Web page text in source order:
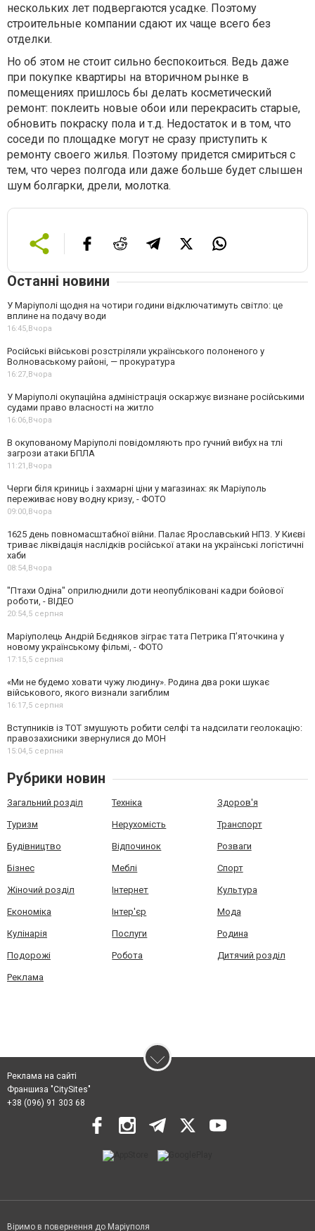
нескольких лет подвергаются усадке. Поэтому
строительные компании сдают их чаще всего без
отделки.
Но об этом не стоит сильно беспокоиться. Ведь даже
при покупке квартиры на вторичном рынке в
помещениях пришлось бы делать косметический
ремонт: поклеить новые обои или перекрасить старые,
обновить покраску пола и т.д. Недостаток и в том, что
соседи по площадке могут не сразу приступить к
ремонту своего жилья. Поэтому придется смириться с
тем, что через полгода или даже больше будет слышен
шум болгарки, дрели, молотка.
Останні новини
У Маріуполі щодня на чотири години відключатимуть світло: це
вплине на подачу води
16:45,Вчора
Російські військові розстріляли українського полоненого у
Волноваському районі, — прокуратура
16:27,Вчора
У Маріуполі окупаційна адміністрація оскаржує визнане російськими
судами право власності на житло
16:06,Вчора
В окупованому Маріуполі повідомляють про гучний вибух на тлі
загрози атаки БПЛА
11:21,Вчора
Черги біля криниць і захмарні ціни у магазинах: як Маріуполь
переживає нову водну кризу, - ФОТО
09:00,Вчора
1625 день повномасштабної війни. Палає Ярославський НПЗ. У Києві
триває ліквідація наслідків російської атаки на українські логістичні
хаби
08:54,Вчора
"Птахи Одіна" оприлюднили доти неопубліковані кадри бойової
роботи, - ВІДЕО
20:54,5 серпня
Маріуполець Андрій Бєдняков зіграє тата Петрика П’яточкина у
новому українському фільмі, - ФОТО
17:15,5 серпня
«Ми не будемо ховати чужу людину». Родина два роки шукає
військового, якого визнали загиблим
16:17,5 серпня
Вступників із ТОТ змушують робити селфі та надсилати геолокацію:
правозахисники звернулися до МОН
15:04,5 серпня
Рубрики новин
Загальний розділ Техніка Здоров'я
Туризм Нерухомість Транспорт
Будівництво Відпочинок Розваги
Бізнес Меблі Спорт
Жіночий розділ Інтернет Культура
Економіка Інтер'єр Мода
Кулінарія Послуги Родина
Подорожі Робота Дитячий розділ
Реклама
Реклама на сайті
Франшиза "CitySites"
+38 (096) 91 303 68
Віримо в повернення до Маріуполя